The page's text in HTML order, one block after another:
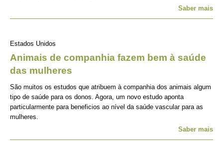
Saber mais
Estados Unidos
Animais de companhia fazem bem à saúde
das mulheres
São muitos os estudos que atribuem à companhia dos animais algum
tipo de saúde para os donos. Agora, um novo estudo aponta
particularmente para beneficios ao nível da saúde vascular para as
mulheres.
Saber mais